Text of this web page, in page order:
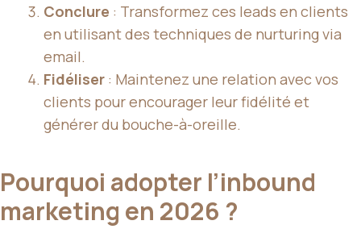
Conclure : Transformez ces leads en clients
en utilisant des techniques de nurturing via
email.
Fidéliser : Maintenez une relation avec vos
clients pour encourager leur fidélité et
générer du bouche-à-oreille.
Pourquoi adopter l’inbound
marketing en 2026 ?